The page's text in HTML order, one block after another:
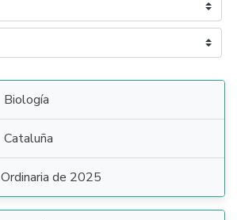
Biología
Cataluña
Ordinaria de 2025